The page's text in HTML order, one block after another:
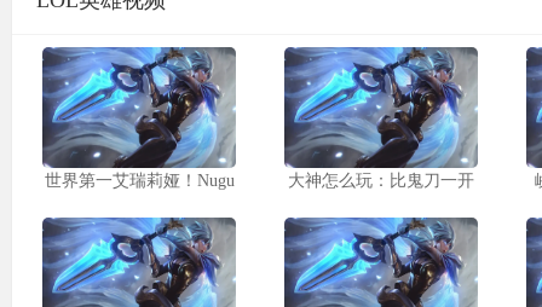
世界第一艾瑞莉娅！Nugu 大神怎么玩：比鬼刀一开